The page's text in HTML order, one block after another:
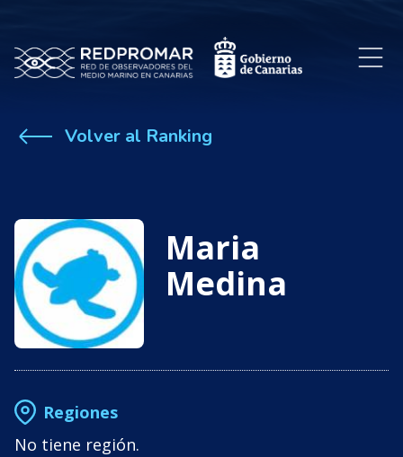
Volver al Ranking
Maria
Medina
Regiones
No tiene región.